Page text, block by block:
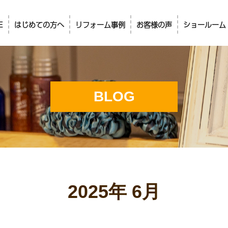
はじめての方へ リフォーム事例 お客様の声 ショールーム
BLOG
2025年 6月